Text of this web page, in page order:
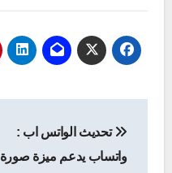
المقالات
تحديث الواتس اب :
واتساب يدعم ميزة صورة